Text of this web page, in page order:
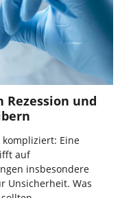
und
Eine
auf
insbesondere
Unsicherheit. Was